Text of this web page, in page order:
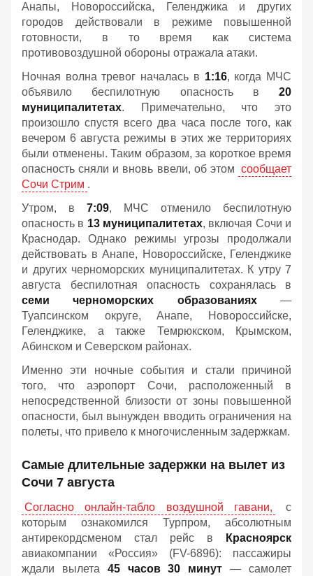
Анапы, Новороссийска, Геленджика и других
городов действовали в режиме повышенной
готовности, в то время как система
противовоздушной обороны отражала атаки.
Ночная волна тревог началась в 1:16, когда МЧС
объявило беспилотную опасность в 20
муниципалитетах. Примечательно, что это
произошло спустя всего два часа после того, как
вечером 6 августа режимы в этих же территориях
были отменены. Таким образом, за короткое время
опасность сняли и вновь ввели, об этом сообщает
Сочи Стрим .
Утром, в 7:09, МЧС отменило беспилотную
опасность в 13 муниципалитетах, включая Сочи и
Краснодар. Однако режимы угрозы продолжали
действовать в Анапе, Новороссийске, Геленджике
и других черноморских муниципалитетах. К утру 7
августа беспилотная опасность сохранялась в
семи черноморских образованиях—
Туапсинском округе, Анапе, Новороссийске,
Геленджике, а также Темрюкском, Крымском,
Абинском и Северском районах.
Именно эти ночные события и стали причиной
того, что аэропорт Сочи, расположенный в
непосредственной близости от зоны повышенной
опасности, был вынужден вводить ограничения на
полеты, что привело к многочисленным задержкам.
Самые длительные задержки на вылет из
Сочи 7 августа
Согласно онлайн-табло воздушной гавани,
с
которым ознакомился Турпром, абсолютным
антирекордсменом стал рейс в
Красноярск
авиакомпании «Россия» (FV-6896): пассажиры
ждали вылета 45 часов 30 минут — самолет